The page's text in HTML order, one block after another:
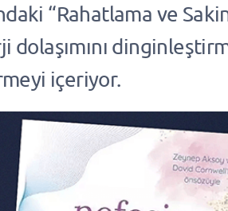
“Rahatlama ve
dolaşımını
içeriyor.